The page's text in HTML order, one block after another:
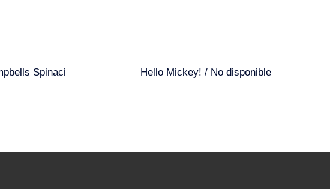
Spinaci Hello Mickey! / No disponible